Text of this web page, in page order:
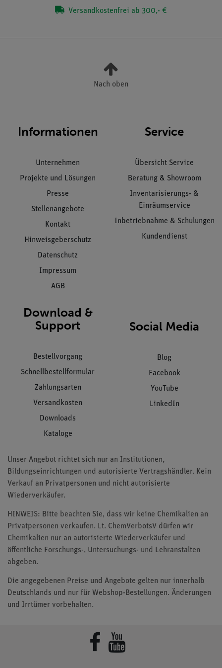
Versandkostenfrei ab 300,- €
Nach oben
Informationen
Unternehmen
Projekte und Lösungen
Presse
Stellenangebote
Kontakt
Hinweisgeberschutz
Datenschutz
Impressum
AGB
Service
Übersicht Service
Beratung & Showroom
Inventarisierungs- &
Einräumservice
Inbetriebnahme & Schulungen
Kundendienst
Download &
Support
Bestellvorgang
Schnellbestellformular
Zahlungsarten
Versandkosten
Downloads
Kataloge
Social Media
Blog
Facebook
YouTube
LinkedIn
Unser Angebot richtet sich nur an Institutionen,
Bildungseinrichtungen und autorisierte Vertragshändler. Kein
Verkauf an Privatpersonen und nicht autorisierte
Wiederverkäufer.
HINWEIS: Bitte beachten Sie, dass wir keine Chemikalien an
Privatpersonen verkaufen. Lt. ChemVerbotsV dürfen wir
Chemikalien nur an autorisierte Wiederverkäufer und
öffentliche Forschungs-, Untersuchungs- und Lehranstalten
abgeben.
Die angegebenen Preise und Angebote gelten nur innerhalb
Deutschlands und nur für Webshop-Bestellungen. Änderungen
und Irrtümer vorbehalten.